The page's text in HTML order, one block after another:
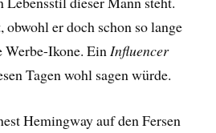
er doch schon so lange
Werbe-Ikone. EinInfluencer
Tagen wohl sagen würde.
Hemingway auf den Fersen